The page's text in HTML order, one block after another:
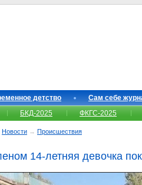
детство Сам себе
БКД-2025 ФКГС-2025
Новости → Происшествия
14-летняя девочка